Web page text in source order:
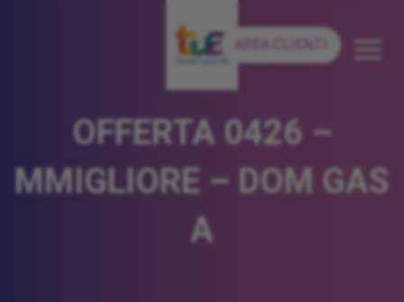
OFFERTA 0426 –
MMIGLIORE – DOM GAS
A